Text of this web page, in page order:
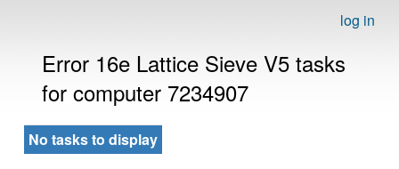
log in
Error 16e Lattice Sieve V5 tasks
for computer 7234907
No tasks to display